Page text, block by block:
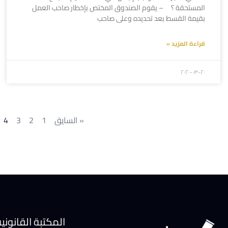
المستحقة ؟ – يقوم الصندوق المختص بإخطار صاحب العمل
بقيمة القسط بعد تحديده وعلى صاحب
قراءة المزيد »
۲۰۲۰-۰۳-۲۰
« السايق 1
2
3
4
المكتبة